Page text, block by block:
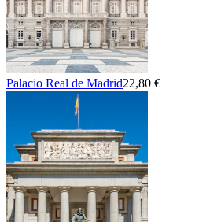
Palacio Real de Madrid22,80 €